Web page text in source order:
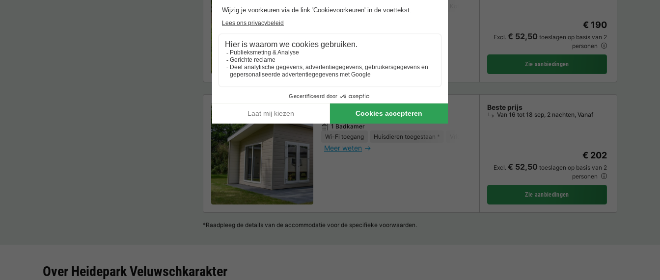
Wi-Fi toegang
Huisdieren toegestaan *
€ 190
Excl. € 52,50 toeslagen op basis van 2
personen
Zie aanbiedingen
6 Volwassenen
3 Slaapkamers
1 Badkamer
Wi-Fi toegang
Huisdieren toegestaan *
Meer weten
Beste prijs
Van 16 tot 18 sep, 2 nachten, Vanaf
€ 202
Excl. € 52,50 toeslagen op basis van 2
personen
Zie aanbiedingen
*Raadpleeg de details van de accommodatie voor de specifieke voorwaarden.
Over Heidepark Veluwschkarakter